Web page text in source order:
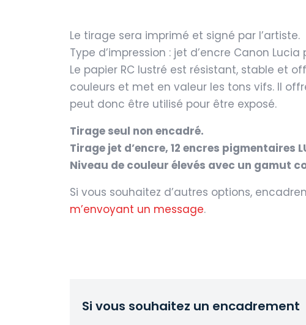
Le tirage sera imprimé et signé par l’artiste.
Type d’impression : jet d’encre Canon
Le papier RC lustré est résistant, stable et
couleurs et met en valeur les tons vifs. Il
peut donc être utilisé pour être exposé.
Tirage seul non encadré.
Tirage jet d’encre, 12 encres pigmentaires
Niveau de couleur élevés avec un gamut
Si vous souhaitez d’autres options,
m’envoyant un message.
Si vous souhaitez un encadrement